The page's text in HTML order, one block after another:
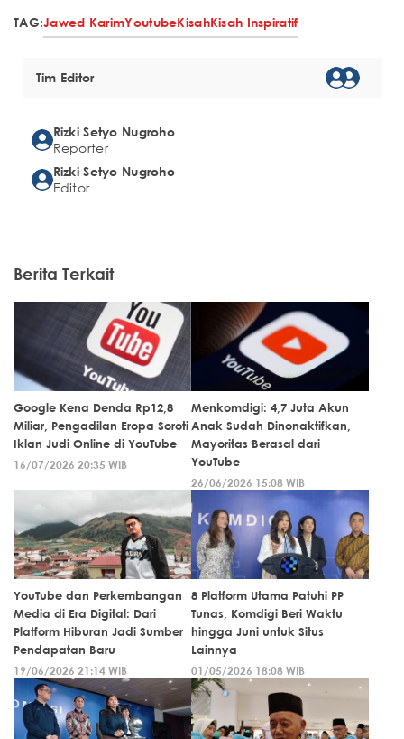
TAG:Jawed KarimYoutubeKisahKisah Inspiratif
Tim Editor
Rizki Setyo Nugroho
Reporter
Rizki Setyo Nugroho
Editor
Berita Terkait
Google Kena Denda Rp12,8
Miliar, Pengadilan Eropa Soroti
Iklan Judi Online di YouTube
16/07/2026 20:35 WIB
Menkomdigi: 4,7 Juta Akun
Anak Sudah Dinonaktifkan,
Mayoritas Berasal dari
YouTube
26/06/2026 15:08 WIB
YouTube dan Perkembangan
Media di Era Digital: Dari
Platform Hiburan Jadi Sumber
Pendapatan Baru
19/06/2026 21:14 WIB
8 Platform Utama Patuhi PP
Tunas, Komdigi Beri Waktu
hingga Juni untuk Situs
Lainnya
01/05/2026 18:08 WIB